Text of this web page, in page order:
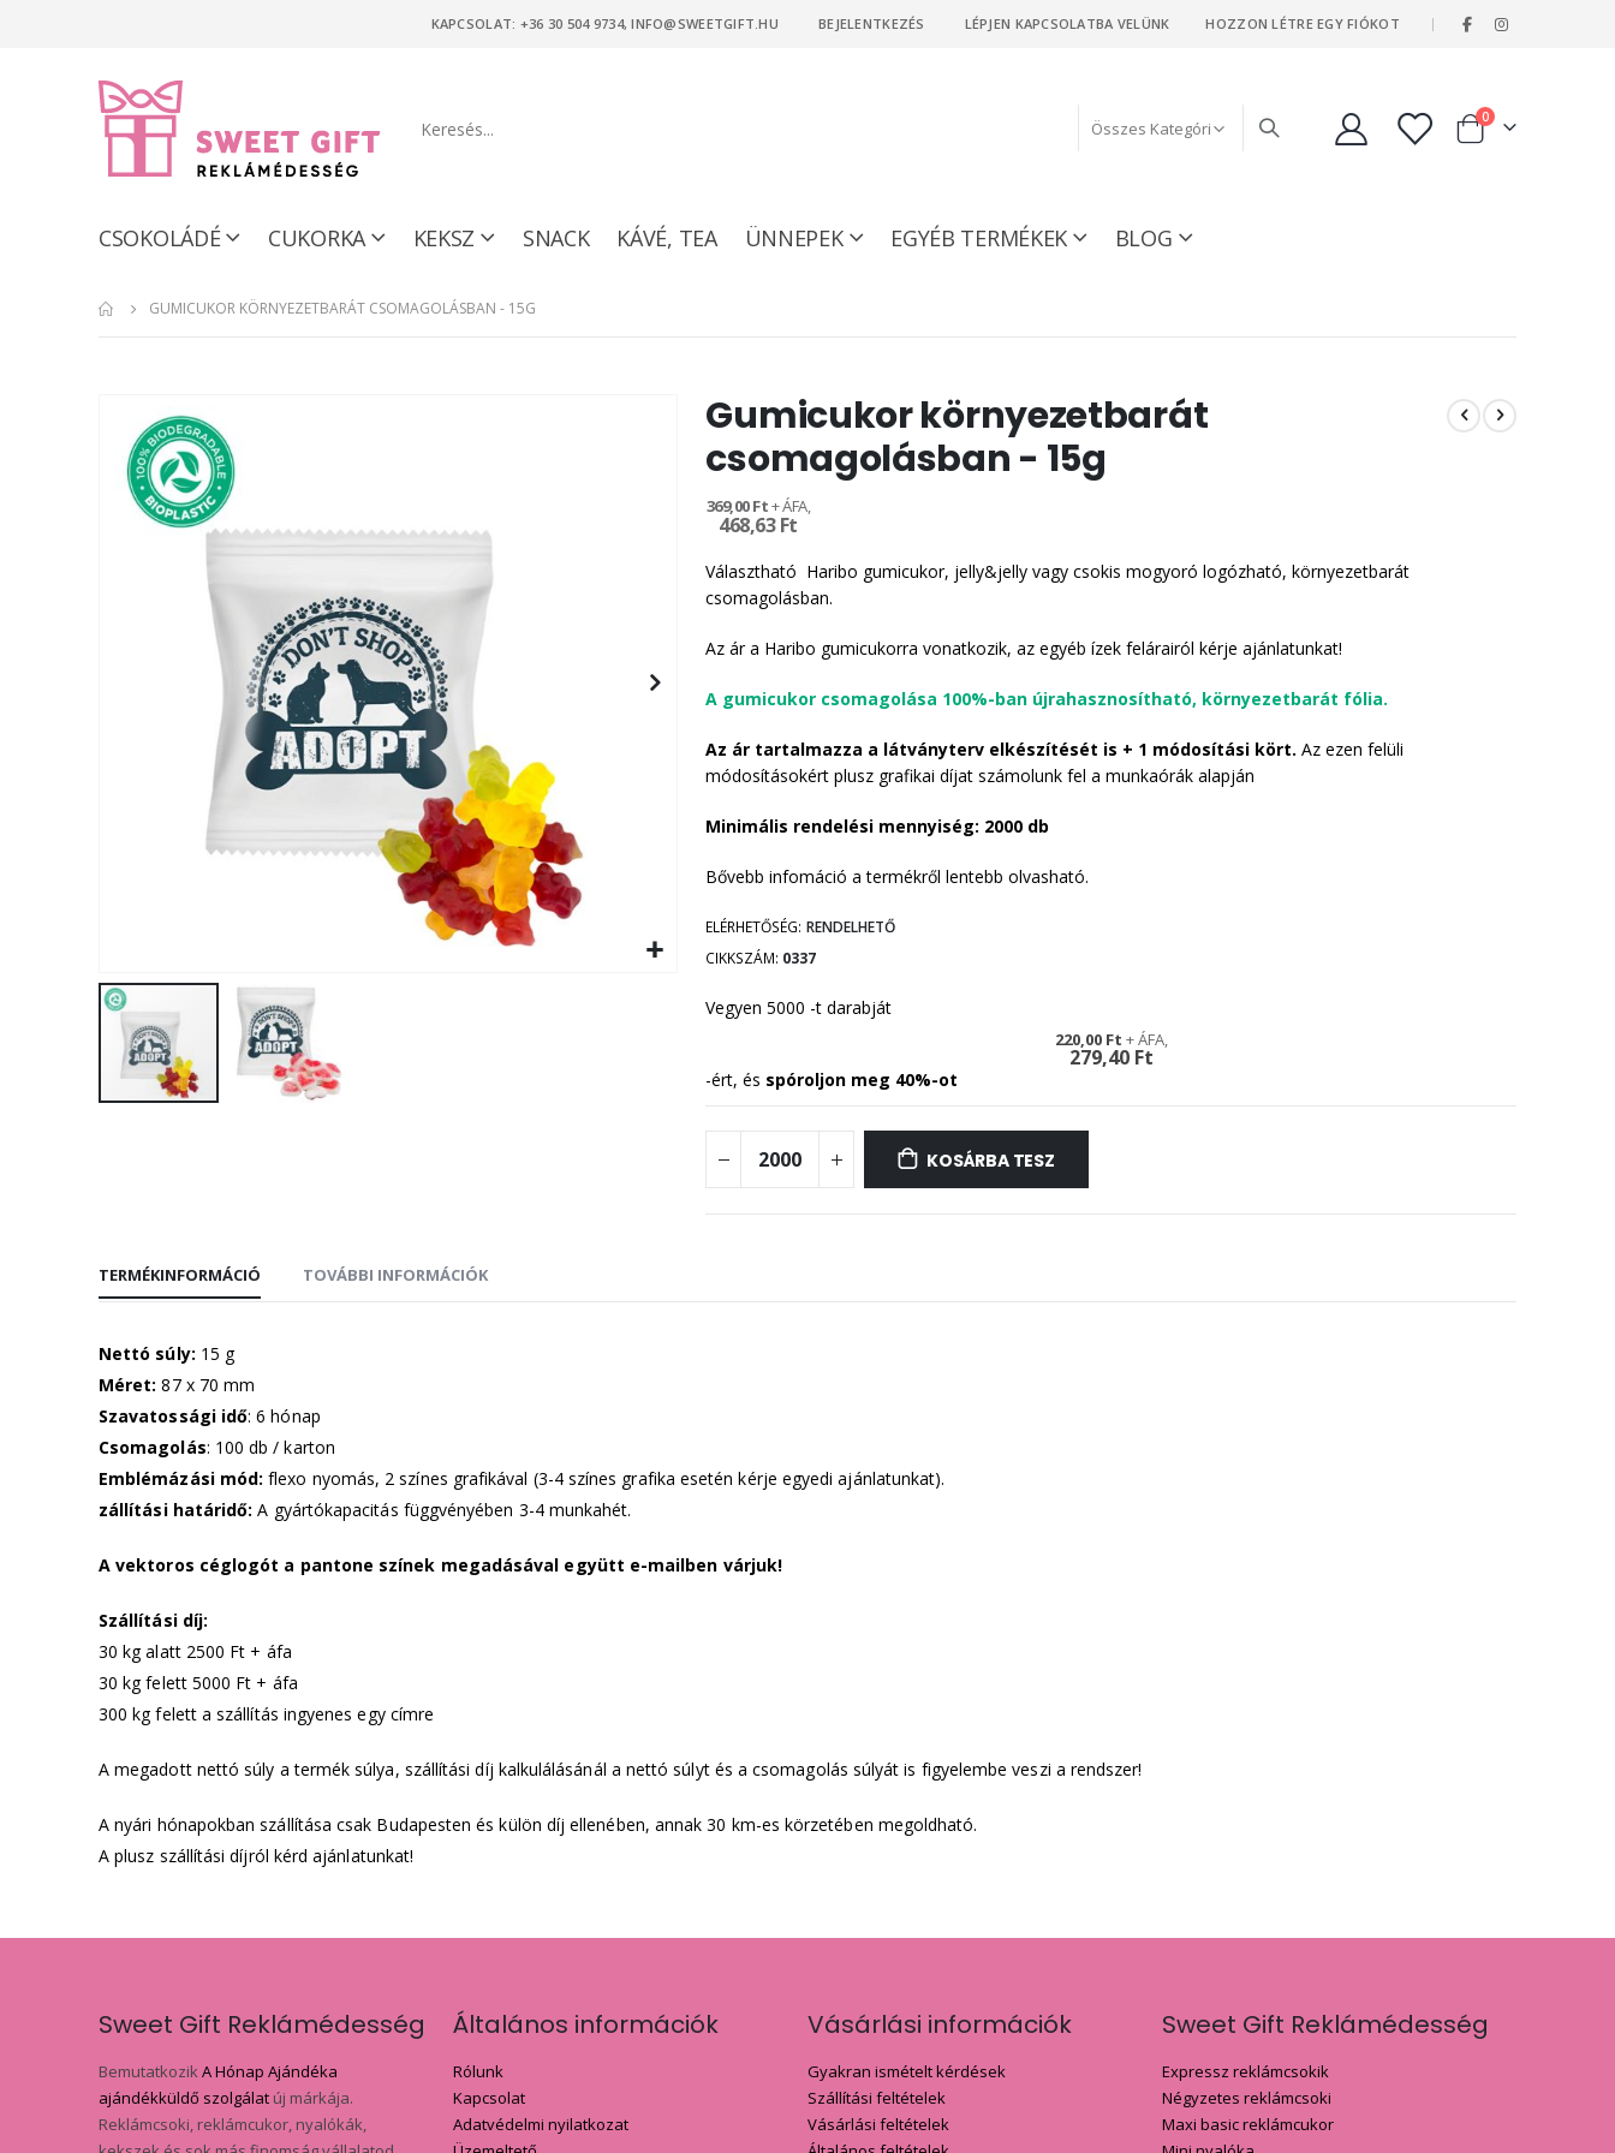
KAPCSOLAT: +36 30 504 9734, INFO@SWEETGIFT.HU BEJELENTKEZÉS LÉPJEN KAPCSOLATBA VELÜNK HOZZON LÉTRE EGY FIÓKOT |
Kosár
0tételeket
CSOKOLÁDÉ CUKORKA KEKSZ SNACK KÁVÉ, TEA ÜNNEPEK EGYÉB TERMÉKEK BLOG
GUMICUKOR KÖRNYEZETBARÁT CSOMAGOLÁSBAN - 15G
képgaléria
végére
Gumicukor környezetbarát
csomagolásban - 15g
468,63 Ft
369,00 Ft
Választható Haribo gumicukor, jelly&jelly vagy csokis mogyoró logózható, környezetbarát
csomagolásban.
Az ár a Haribo gumicukorra vonatkozik, az egyéb ízek felárairól kérje ajánlatunkat!
A gumicukor csomagolása 100%-ban újrahasznosítható, környezetbarát fólia.
Az ár tartalmazza a látványterv elkészítését is + 1 módosítási kört.Az ezen felüli
módosításokért plusz grafikai díjat számolunk fel a munkaórák alapján
Minimális rendelési mennyiség: 2000 db
Bővebb infomáció a termékről lentebb olvasható.
ELÉRHETŐSÉG: RENDELHETŐ
CIKKSZÁM 0337
Vegyen 5000 -t darabját
279,40 Ft
220,00 Ft
-ért, és spóroljon meg 40%-ot
KOSÁRBA TESZ
TERMÉKINFORMÁCIÓ
Nettó súly: 15 g
Méret: 87 x 70 mm
Szavatossági idő: 6 hónap
Csomagolás: 100 db / karton
Emblémázási mód: flexo nyomás, 2 színes grafikával (3-4 színes grafika esetén kérje egyedi ajánlatunkat).
zállítási határidő: A gyártókapacitás függvényében 3-4 munkahét.
A vektoros céglogót a pantone színek megadásával együtt e-mailben várjuk!
Szállítási díj:
30 kg alatt 2500 Ft + áfa
30 kg felett 5000 Ft + áfa
300 kg felett a szállítás ingyenes egy címre
A megadott nettó súly a termék súlya, szállítási díj kalkulálásánál a nettó súlyt és a csomagolás súlyát is figyelembe veszi a rendszer!
A nyári hónapokban szállítása csak Budapesten és külön díj ellenében, annak 30 km-es körzetében megoldható.
A plusz szállítási díjról kérd ajánlatunkat!
TOVÁBBI INFORMÁCIÓK
Sweet Gift Reklámédesség
BemutatkozikA Hónap Ajándéka
ajándékküldő szolgálat új márkája.
Reklámcsoki, reklámcukor, nyalókák,
Általános információk
Rólunk
Kapcsolat
Adatvédelmi nyilatkozat
Vásárlási információk
Gyakran ismételt kérdések
Szállítási feltételek
Vásárlási feltételek
Sweet Gift Reklámédesség
Expressz reklámcsokik
Négyzetes reklámcsoki
Maxi basic reklámcukor